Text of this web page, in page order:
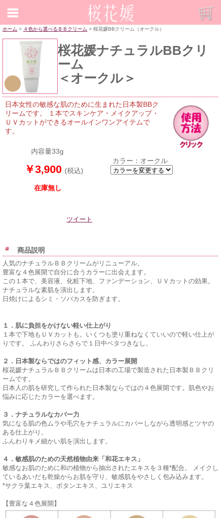
ホーム > ４色から選べるＢＢクリーム > 桜花媛BBクリーム（オークル）
桜花媛ナチュラルBBクリ
ーム
＜オークル＞
日本女性の敏感な肌のために生まれた日本製BBク
リームです。 １本でスキンケア・メイクアップ・
ＵＶカットができるオールインワンアイテムで
す。
内容量33g
￥3,900 (税込)
カラー：オークル
在庫無し
ツイート
商品説明
人気のナチュラルＢＢクリームがリニューアル。
豊富な４色展開で自分に合うカラーに出会えます。
この１本で、美容液、化粧下地、ファンデーション、ＵＶカットの効果。
ナチュラルな素肌を演出します。
日焼けによるシミ・ソバカスを防ぎます。
１．肌に負担をかけない軽い仕上がり
１本で下地もＵＶカットも。いくつも塗り重ねなくていいので軽い仕上が
りです。 ふんわりさらさらで１日中ベタつきなし。
２．日本製ならではのフィット感、カラー展開
桜花媛ナチュラルＢＢクリームは日本の工場で製造された日本製ＢＢクリ
ームです。
日本人の肌を研究して作られた日本製ならではの４色展開です。肌色やお
悩みに応じたカラーを選べます。
３．ナチュラルなカバー力
気になる肌の色ムラや毛穴をナチュラルにカバーしながら透明感とツヤの
ある仕上がり。
ふんわりキメ細かい肌を演出します。
４．敏感肌のための天然植物由来「和花エキス」
敏感なお肌のために和の植物から抽出されたエキスを３種*配合。 メイクし
ているあいだも乾燥からお肌を守り、敏感肌をやさしく包み込みます。
*サクラ葉エキス、ボタンエキス、ユリエキス
【豊富な４色展開】